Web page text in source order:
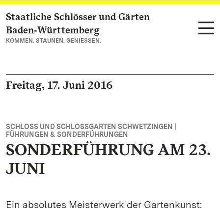
Zum Hauptinhalt springen
Staatliche Schlösser und Gärten
Baden‑Württemberg
KOMMEN. STAUNEN. GENIESSEN.
Freitag, 17. Juni 2016
SCHLOSS UND SCHLOSSGARTEN SCHWETZINGEN |
FÜHRUNGEN & SONDERFÜHRUNGEN
SONDERFÜHRUNG AM 23.
JUNI
Ein absolutes Meisterwerk der Gartenkunst: